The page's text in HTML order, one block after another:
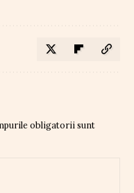
obligatorii sunt